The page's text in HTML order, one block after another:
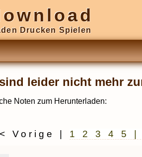
Drucken Spielen
leider nicht mehr
Noten zum Herunterladen:
Vorige 1 2 3 4 5